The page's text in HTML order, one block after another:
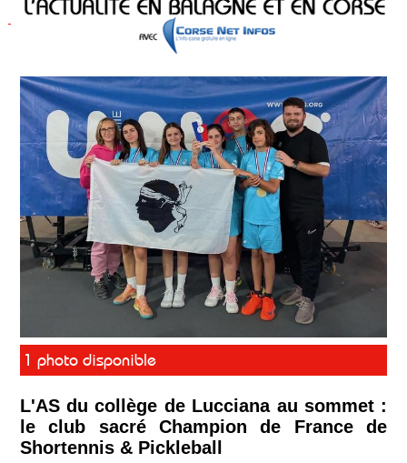
1 photo disponible
L'AS du collège de Lucciana au sommet :
le club sacré Champion de France de
Shortennis & Pickleball